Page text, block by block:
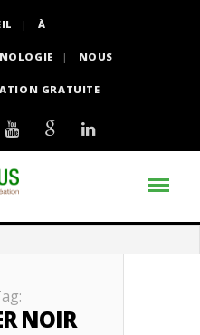
À
NOUS
GRATUITE
NOIR